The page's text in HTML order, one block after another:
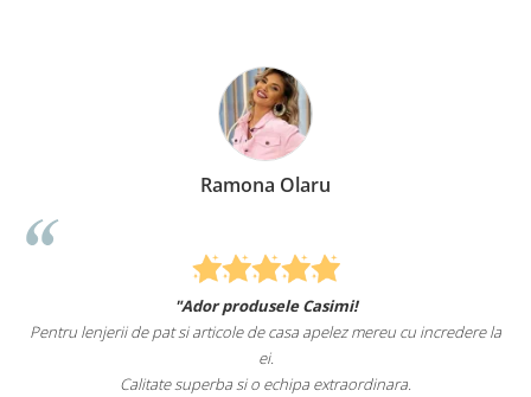
Ramona Olaru
"Ador produsele Casimi!
Pentru lenjerii de pat si articole de casa apelez mereu cu incredere la
ei.
Calitate superba si o echipa extraordinara.